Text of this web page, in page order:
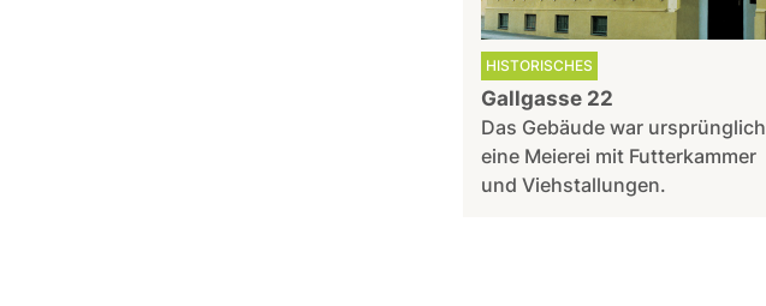
HISTORISCHES
Gallgasse 22
Das Gebäude war ursprünglich
eine Meierei mit Futterkammer
und Viehstallungen.